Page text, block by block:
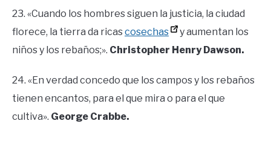
23. «Cuando los hombres siguen la justicia, la ciudad
florece, la tierra da ricascosechas
y aumentan los
niños y los rebaños;». Christopher Henry Dawson.
24. «En verdad concedo que los campos y los rebaños
tienen encantos, para el que mira o para el que
cultiva». George Crabbe.